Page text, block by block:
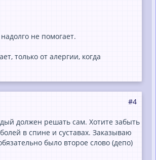
не помогает.
только от алергии, когда
#4
должен решать сам. Хотите забыть
в спине и суставах. Заказываю
было второе слово (депо)